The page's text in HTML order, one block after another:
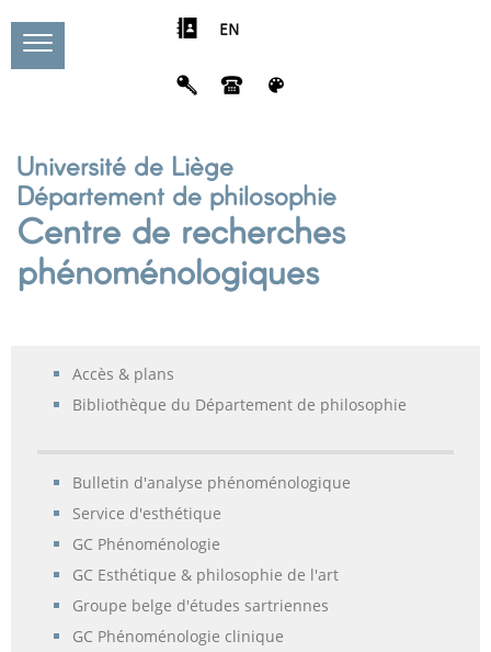
EN
Université de Liège
Département de philosophie
Centre de recherches
phénoménologiques
Accès & plans
Bibliothèque du Département de philosophie
Bulletin d'analyse phénoménologique
Service d'esthétique
GC Phénoménologie
GC Esthétique & philosophie de l'art
Groupe belge d'études sartriennes
GC Phénoménologie clinique